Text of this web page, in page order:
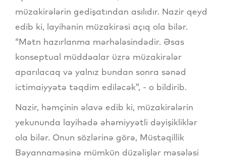
müzakirələrin gedişatından asılıdır. Nazir qeyd
edib ki, layihənin müzakirəsi açıq ola bilər.
“Mətn hazırlanma mərhələsindədir. Əsas
konseptual müddəalar üzrə müzakirələr
aparılacaq və yalnız bundan sonra sənəd
ictimaiyyətə təqdim ediləcək”, - o bildirib.
Nazir, həmçinin əlavə edib ki, müzakirələrin
yekununda layihədə əhəmiyyətli dəyişikliklər
ola bilər. Onun sözlərinə görə, Müstəqillik
Bəyannaməsinə mümkün düzəlişlər məsələsi